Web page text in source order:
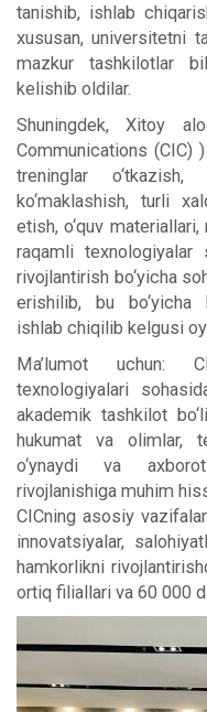
tanishib, ishlab
xususan, universitetni
mazkur tashkilotlar
kelishib oldilar.
Shuningdek, Xitoy
Communications (CIC)
treninglar
ko‘maklashish, turli
etish, o‘quv
raqamli
rivojlantirish bo‘yicha
erishilib, bu bo‘yicha
ishlab chiqilib kelgusi
Мa’lumot uchun:
texnologiyalari
akademik tashkilot
hukumat va olimlar,
o‘ynaydi va
rivojlanishiga muhim
CICning asosiy
innovatsiyalar,
hamkorlikni
ortiq filiallari va 60 000